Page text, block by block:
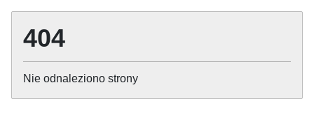
404
Nie odnaleziono strony